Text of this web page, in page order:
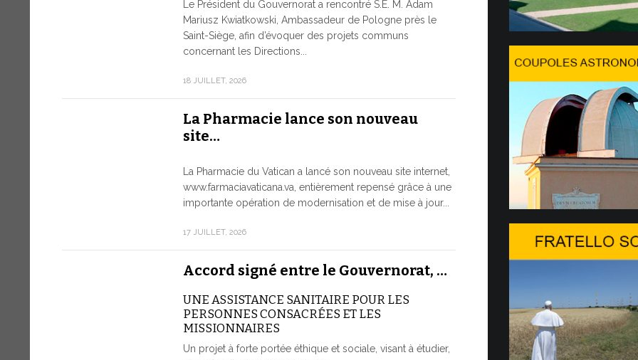
Le Président du Gouvernorat a rencontré S.E. M. Adam
Mariusz Kwiatkowski, Ambassadeur de Pologne près le
Saint-Siège, afin d’évoquer des projets communs
concernant les Directions...
18 JUILLET, 2026
La Pharmacie lance son nouveau
site…
La Pharmacie du Vatican a lancé son nouveau site internet,
www.farmaciavaticana.va, entièrement repensé grâce à une
importante opération de modernisation et de mise à jour...
17 JUILLET, 2026
Accord signé entre le Gouvernorat, …
UNE ASSISTANCE SANITAIRE POUR LES
PERSONNES CONSACRÉES ET LES
MISSIONNAIRES
Un projet à forte portée éthique et sociale, visant à étudier,
8 JUILLET, 2026
Du 6
Dans
s'est installé
passera une
7 JUILLET, 2026
20…
L’édition
7 JUILLET, 2026